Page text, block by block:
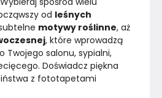
od leśnych
motywy roślinne, aż
, które wprowadzą
Twojego salonu, sypialni,
Doświadcz piękna
z fototapetami